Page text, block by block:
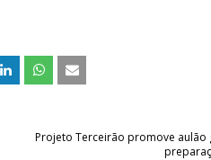
Projeto Terceirão promove aulão